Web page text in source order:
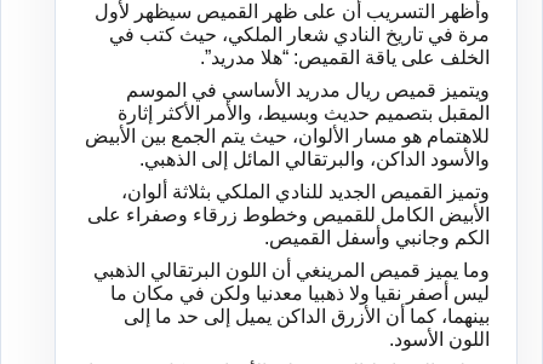
وأظهر
التسريب أن على ظهر القميص سيظهر لأول
مرة في تاريخ النادي شعار الملكي، حيث كتب في
الخلف على ياقة القميص: “هلا مدريد”.
ويتميز قميص ريال مدريد الأساسي في الموسم
المقبل بتصميم حديث وبسيط، والأمر الأكثر
إثارة
للاهتمام هو مسار الألوان، حيث يتم الجمع بين الأبيض
والأسود الداكن، والبرتقالي المائل إلى الذهبي.
وتميز
القميص الجديد للنادي الملكي بثلاثة ألوان،
الأبيض الكامل للقميص وخطوط زرقاء وصفراء على
الكم وجانبي وأسفل القميص.
وما يميز قميص المرينغي أن اللون البرتقالي الذهبي
ليس أصفر نقيا ولا ذهبيا معدنيا ولكن في مكان ما
بينهما، كما أن الأزرق الداكن يميل إلى حد ما إلى
اللون الأسود.